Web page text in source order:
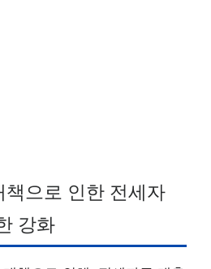
책으로 인한 전세자
강화